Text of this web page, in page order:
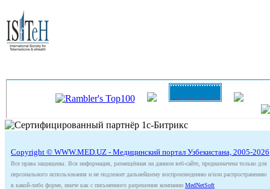
Copyright © WWW.MED.UZ - Медицинский портал Узбекистана, 2005-2026
Все права защищены. Вся информация, размещённая на данном веб-сайте, предназначена только для
персонального использования и не подлежит дальнейшему воспроизведению и/или распространению
в какой-либо форме, иначе как с письменного разрешения компании MedNetSoft